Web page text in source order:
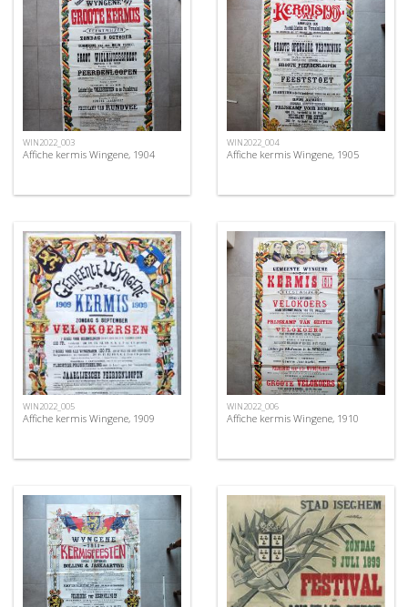
WIN2022_003
Affiche kermis Wingene, 1904
WIN2022_004
Affiche kermis Wingene, 1905
WIN2022_005
Affiche kermis Wingene, 1909
WIN2022_006
Affiche kermis Wingene, 1910